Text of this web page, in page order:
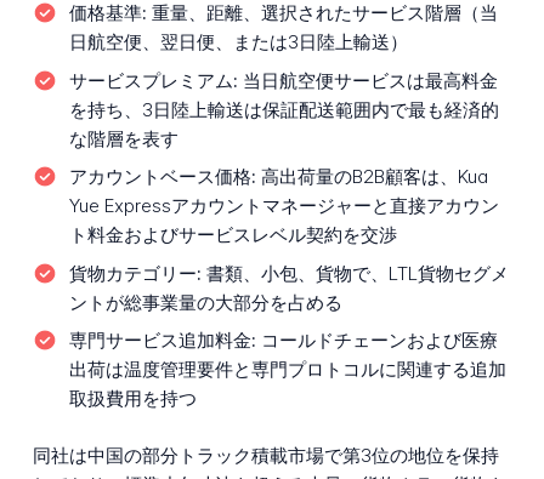
価格基準: 重量、距離、選択されたサービス階層（当
日航空便、翌日便、または3日陸上輸送）
サービスプレミアム: 当日航空便サービスは最高料金
を持ち、3日陸上輸送は保証配送範囲内で最も経済的
な階層を表す
アカウントベース価格: 高出荷量のB2B顧客は、Kua
Yue Expressアカウントマネージャーと直接アカウン
ト料金およびサービスレベル契約を交渉
貨物カテゴリー: 書類、小包、貨物で、LTL貨物セグメ
ントが総事業量の大部分を占める
専門サービス追加料金: コールドチェーンおよび医療
出荷は温度管理要件と専門プロトコルに関連する追加
取扱費用を持つ
同社は中国の部分トラック積載市場で第3位の地位を保持